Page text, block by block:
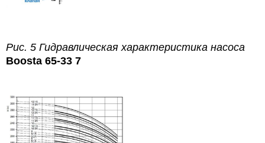
Рис. 5 Гидравлическая характеристика насоса
Boosta 65-33 7